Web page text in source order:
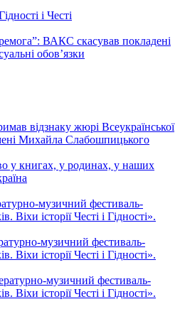
і Честі
ВАКС скасував покладені
обов’язки
відзнаку жюрі Всеукраїнської
Михайла Слабошпицького
у книгах, у родинах, у наших
музичний фестиваль-
Віхи історії Честі і Гідності».
музичний фестиваль-
Віхи історії Честі і Гідності».
музичний фестиваль-
Віхи історії Честі і Гідності».